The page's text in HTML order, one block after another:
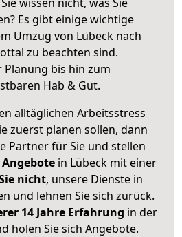
Es gibt einige wichtige
Umzug von Lübeck nach
zu beachten sind.
bis hin zum
Hab & Gut.
alltäglichen Arbeitsstress
zuerst planen sollen, dann
Partner für Sie und stellen
in Lübeck mit einer
nicht, unsere Dienste in
und lehnen Sie sich zurück.
14 Jahre Erfahrung in der
holen Sie sich Angebote.